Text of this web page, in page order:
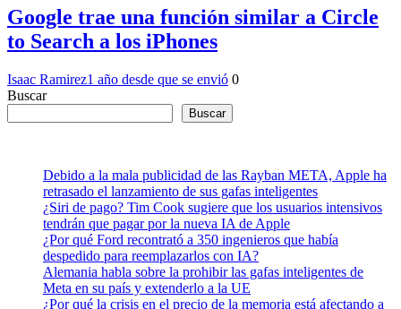
Google trae una función similar a Circle
to Search a los iPhones
Isaac Ramirez1 año desde que se envió 0
Buscar
Buscar
Debido a la mala publicidad de las Rayban META, Apple ha
retrasado el lanzamiento de sus gafas inteligentes
¿Siri de pago? Tim Cook sugiere que los usuarios intensivos
tendrán que pagar por la nueva IA de Apple
¿Por qué Ford recontrató a 350 ingenieros que había
despedido para reemplazarlos con IA?
Alemania habla sobre la prohibir las gafas inteligentes de
Meta en su país y extenderlo a la UE
¿Por qué la crisis en el precio de la memoria está afectando a